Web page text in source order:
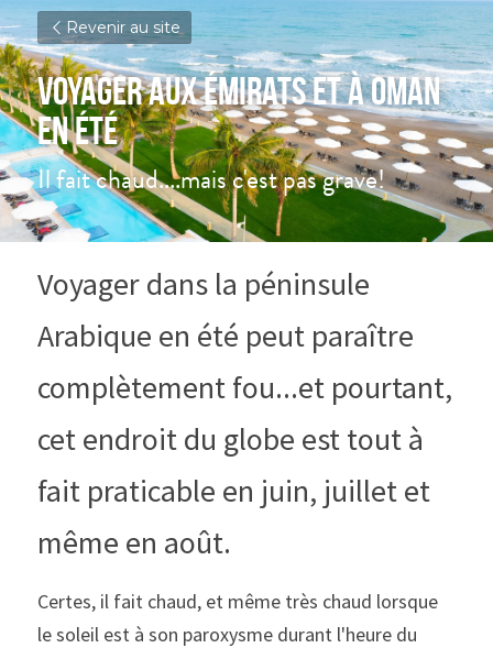
Revenir au site
Voyager aux émirats et à Oman
en été
Il fait chaud....mais c'est pas grave!
Voyager dans la péninsule
Arabique en été peut paraître
complètement fou...et pourtant,
cet endroit du globe est tout à
fait praticable en juin, juillet et
même en août.
Certes, il fait chaud, et même très chaud lorsque
le soleil est à son paroxysme durant l'heure du